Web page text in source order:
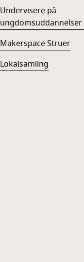
Undervisere på
ungdomsuddannelser
Makerspace Struer
Lokalsamling